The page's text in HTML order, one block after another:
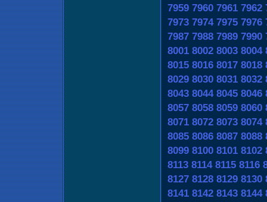
7959 7960 7961 7962
7973 7974 7975 7976
7987 7988 7989 7990
8001 8002 8003 8004
8015 8016 8017 8018
8029 8030 8031 8032
8043 8044 8045 8046
8057 8058 8059 8060
8071 8072 8073 8074
8085 8086 8087 8088
8099 8100 8101 8102
8113 8114 8115 8116
8127 8128 8129 8130
8141 8142 8143 8144